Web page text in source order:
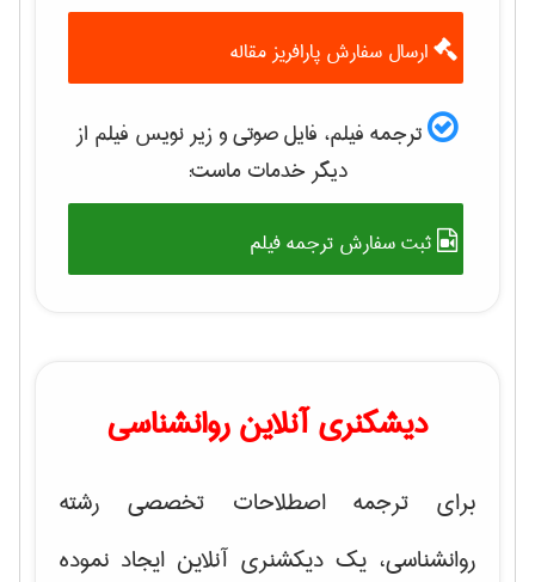
ارسال سفارش پارافریز مقاله
ترجمه فیلم، فایل صوتی و زیر نویس فیلم از
دیگر خدمات ماست:
ثبت سفارش ترجمه فیلم
دیشکنری آنلاین روانشناسی
برای ترجمه اصطلاحات تخصصی رشته
روانشناسی، یک دیکشنری آنلاین ایجاد نموده